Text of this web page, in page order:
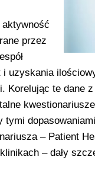
przez
uzyskania
te dane
tymi
– Patient
– dały